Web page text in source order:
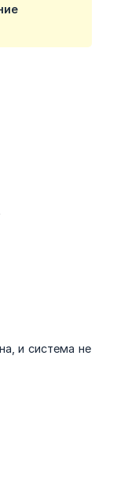
и система не